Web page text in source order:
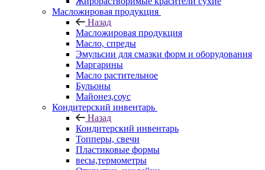
Масложировая продукция
Назад
Масложировая продукция
Масло, спреды
Эмульсии для смазки форм и оборудования
Маргарины
Масло растительное
Бульоны
Майонез,соус
Кондитерский инвентарь
Назад
Кондитерский инвентарь
Топперы, свечи
Пластиковые формы
весы,термометры